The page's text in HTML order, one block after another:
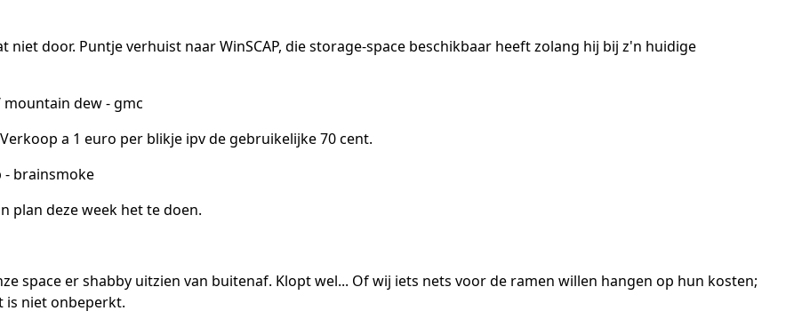
niet door. Puntje verhuist naar WinSCAP, die storage-space beschikbaar heeft zolang hij bij z'n huidige
dew - gmc
a 1 euro per blikje ipv de gebruikelijke 70 cent.
- brainsmoke
plan deze week het te doen.
space er shabby uitzien van buitenaf. Klopt wel... Of wij iets nets voor de ramen willen hangen op hun kosten;
is niet onbeperkt.